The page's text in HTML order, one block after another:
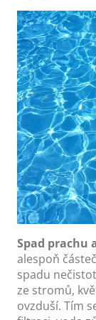
Spad prachu
alespoň
spadu
ze stromů,
ovzduší. Tím